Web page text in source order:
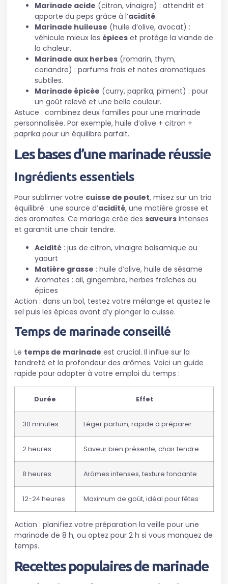
Marinade acide (citron, vinaigre) : attendrit et
apporte du peps grâce à l’acidité.
Marinade huileuse (huile d’olive, avocat) :
véhicule mieux les épices et protège la viande de
la chaleur.
Marinade aux herbes (romarin, thym,
coriandre) : parfums frais et notes aromatiques
subtiles.
Marinade épicée (curry, paprika, piment) : pour
un goût relevé et une belle couleur.
Astuce : combinez deux familles pour une marinade
personnalisée. Par exemple, huile d’olive + citron +
paprika pour un équilibre parfait.
Les bases d’unemarinaderéussie
Ingrédients essentiels
Pour sublimer votre cuisse de poulet, misez sur un trio
équilibré : une source d’acidité, une matière grasse et
des aromates. Ce mariage crée des saveurs intenses
et garantit une chair tendre.
Acidité : jus de citron, vinaigre balsamique ou
yaourt
Matière grasse : huile d’olive, huile de sésame
Aromates : ail, gingembre, herbes fraîches ou
épices
Action : dans un bol, testez votre mélange et ajustez le
sel puis les épices avant d’y plonger la cuisse.
Temps de marinade conseillé
Le temps de marinade est crucial. Il influe sur la
tendreté et la profondeur des arômes. Voici un guide
rapide pour adapter à votre emploi du temps :
Durée Effet
30 minutes Léger parfum, rapide à préparer
2 heures Saveur bien présente, chair tendre
8 heures Arômes intenses, texture fondante
12-24 heures Maximum de goût, idéal pour fêtes
Action : planifiez votre préparation la veille pour une
marinade de 8 h, ou optez pour 2 h si vous manquez de
temps.
Recettes populaires demarinade